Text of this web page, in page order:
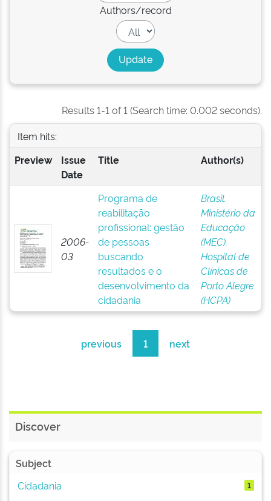
Authors/record
Results 1-1 of 1 (Search time: 0.002 seconds).
Item hits:
Preview
Issue
Date
Title Author(s)
2006-
03
Programa de
reabilitação
profissional: gestão
de pessoas
buscando
resultados e o
desenvolvimento da
cidadania
Brasil.
Ministério da
Educação
(MEC).
Hospital de
Clínicas de
Porto Alegre
(HCPA)
previous 1 next
Discover
Subject
Cidadania
1